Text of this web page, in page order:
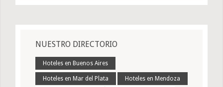
NUESTRO DIRECTORIO
Hoteles en Buenos Aires
Hoteles en Mar del Plata Hoteles en Mendoza